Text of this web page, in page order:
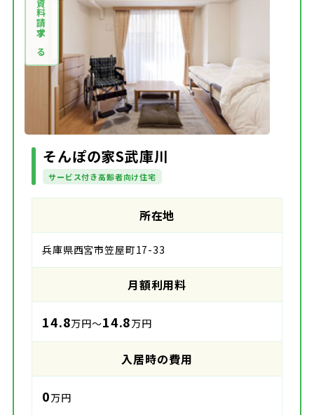
資料請求する
そんぽの家S武庫川
サービス付き高齢者向け住宅
所在地
兵庫県西宮市笠屋町17-33
月額利用料
14.8万円～14.8万円
入居時の費用
0万円